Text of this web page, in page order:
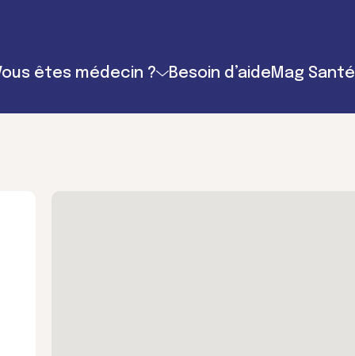
êtes médecin ? Besoin d’aideMag Santé